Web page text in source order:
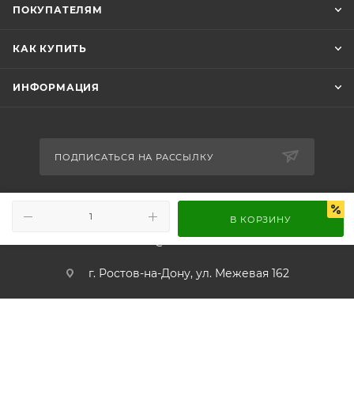
В КОРЗИНУ
ПОКУПАТЕЛЯМ
КАК КУПИТЬ
ИНФОРМАЦИЯ
ПОДПИСАТЬСЯ НА РАССЫЛКУ
+7 989 716-65-86
info@worldsound.ru
г. Ростов-на-Дону, ул. Межевая 162